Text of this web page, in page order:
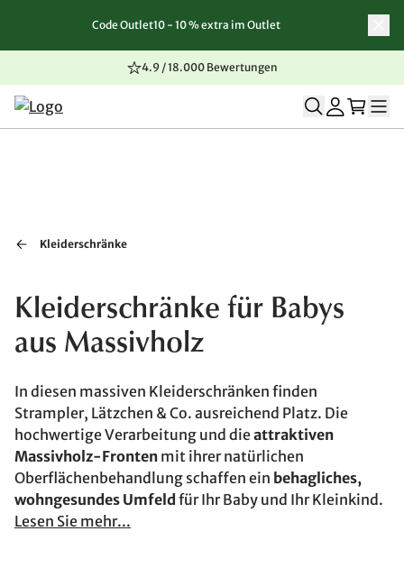
Zum Inhalt springen
Zur Navigation springen
Zum Seitenende springen
Code Outlet10 - 10 % extra im Outlet
4.9 / 18.000 Bewertungen
Kleiderschränke
Kleiderschränke für Babys
aus Massivholz
In diesen massiven Kleiderschränken finden
Strampler, Lätzchen & Co. ausreichend Platz. Die
hochwertige Verarbeitung und dieattraktiven
Massivholz-Fronten mit ihrer natürlichen
Oberflächenbehandlung schaffen ein behagliches,
wohngesundes Umfeld für Ihr Baby und Ihr Kleinkind.
Lesen Sie mehr...